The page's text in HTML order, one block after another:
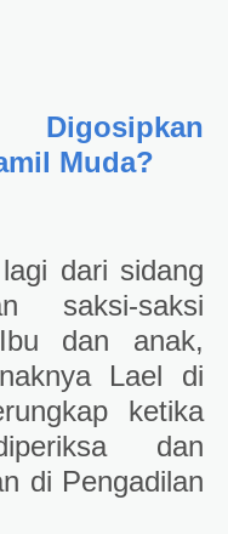
Digosipkan
Muda?
dari sidang
saksi-saksi
dan anak,
Lael di
ketika
dan
di Pengadilan